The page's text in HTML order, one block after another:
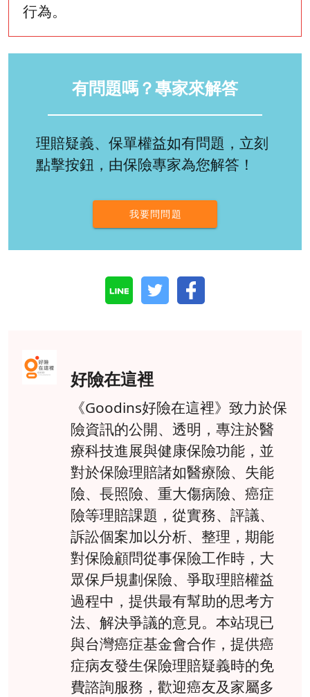
行為。
有問題嗎？專家來解答
理賠疑義、保單權益如有問題，立刻
點擊按鈕，由保險專家為您解答！
我要問問題
好險在這裡
《Goodins好險在這裡》致力於保
險資訊的公開、透明，專注於醫
療科技進展與健康保險功能，並
對於保險理賠諸如醫療險、失能
險、長照險、重大傷病險、癌症
險等理賠課題，從實務、評議、
訴訟個案加以分析、整理，期能
對保險顧問從事保險工作時，大
眾保戶規劃保險、爭取理賠權益
過程中，提供最有幫助的思考方
法、解決爭議的意見。本站現已
與台灣癌症基金會合作，提供癌
症病友發生保險理賠疑義時的免
費諮詢服務，歡迎癌友及家屬多